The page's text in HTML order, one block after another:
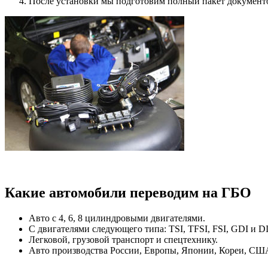
Какие автомобили переводим на ГБО
Авто с 4, 6, 8 цилиндровыми двигателями.
С двигателями следующего типа: TSI, TFSI, FSI, GDI и
Легковой, грузовой транспорт и спецтехнику.
Авто производства России, Европы, Японии, Кореи,